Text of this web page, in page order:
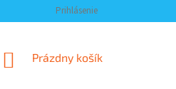
Prihlásenie
NÁKUPNÝ
Prázdny košík